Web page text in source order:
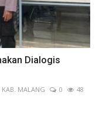
Dialogis
KAB. MALANG 0
48